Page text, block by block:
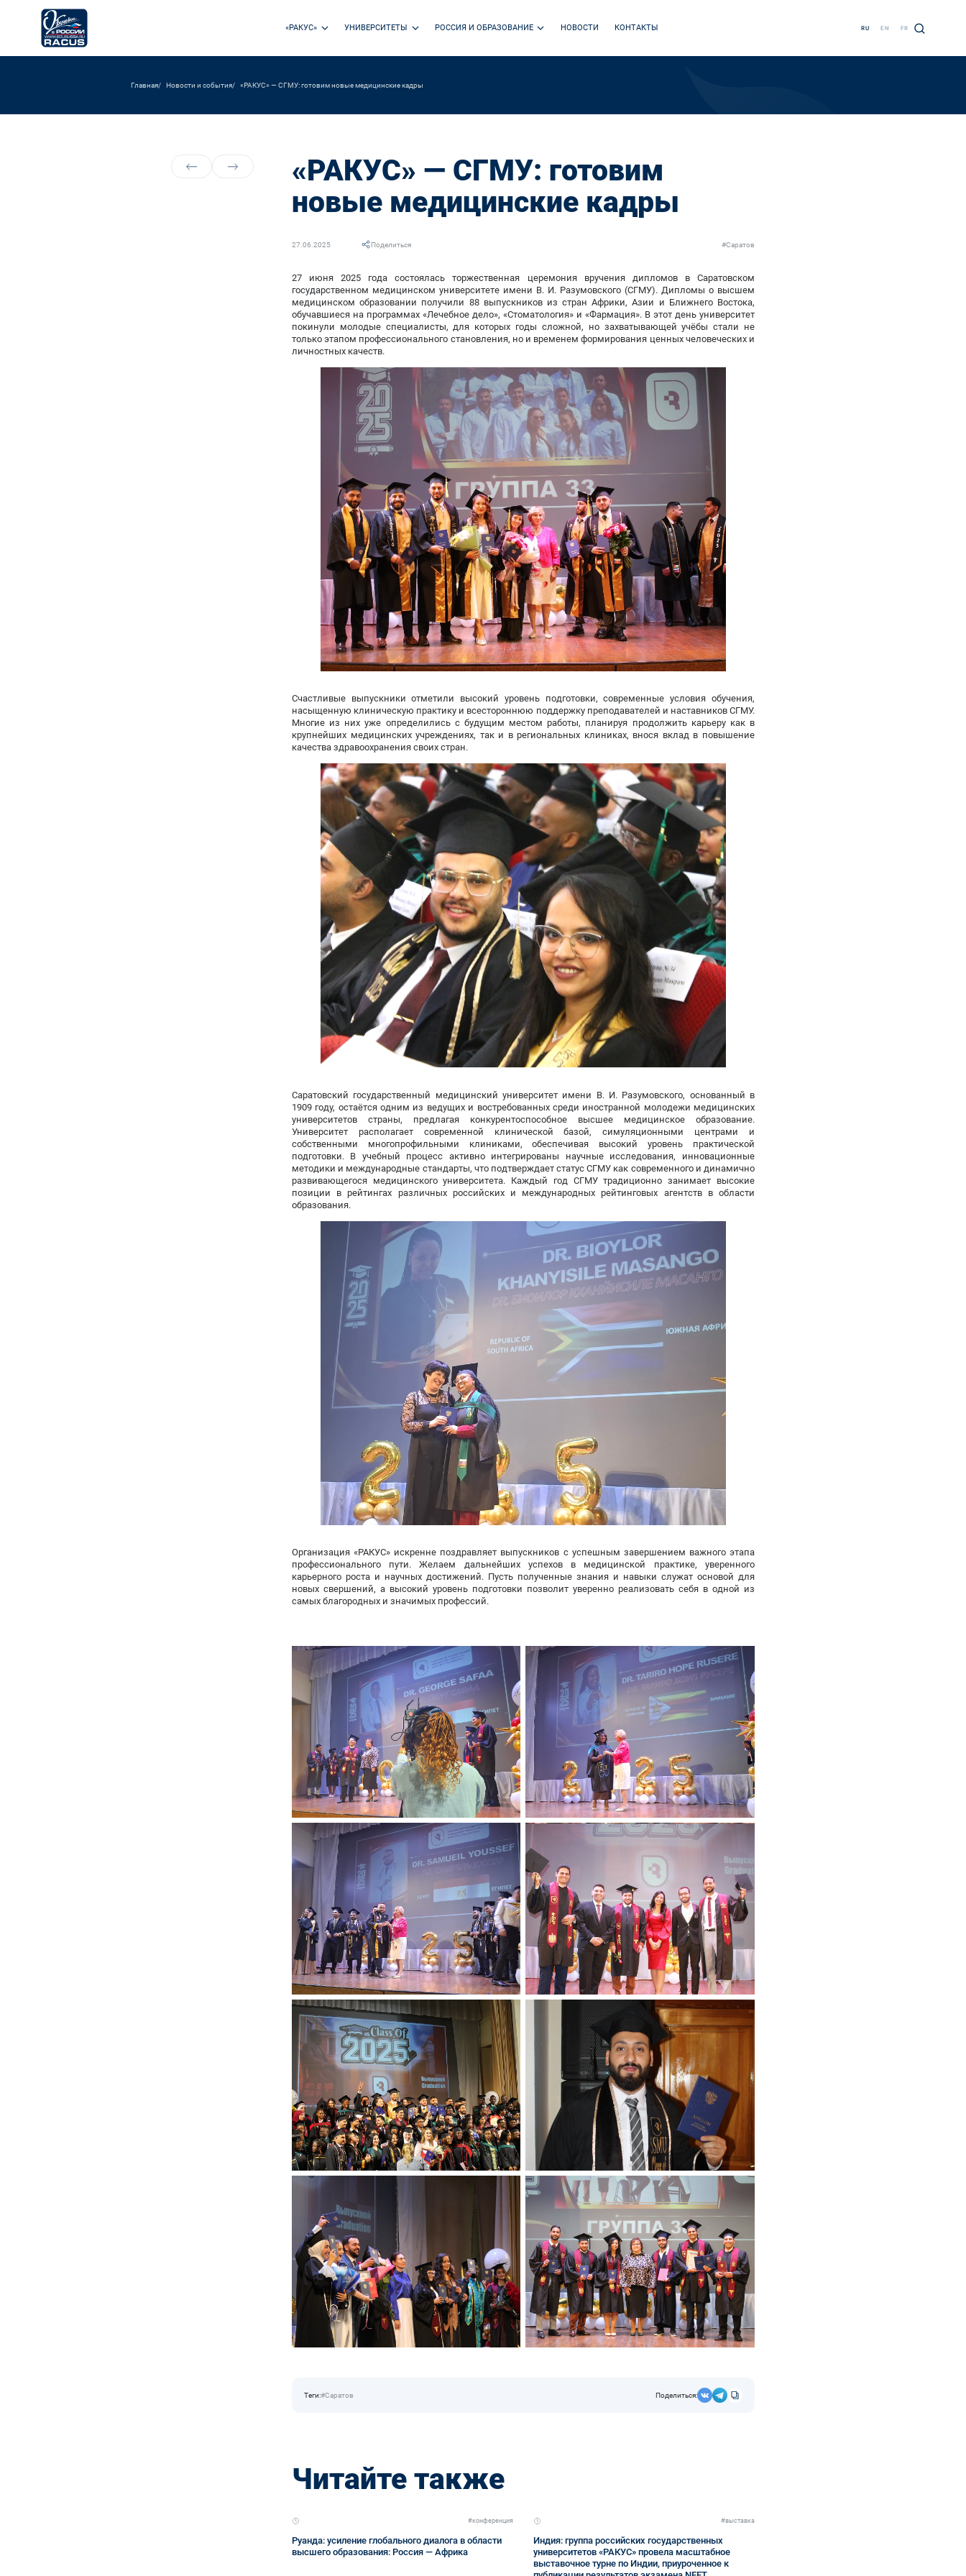
«РАКУС» УНИВЕРСИТЕТЫ РОССИЯ И ОБРАЗОВАНИЕ НОВОСТИ КОНТАКТЫ RU EN FR
Главная Новости и события «РАКУС» — СГМУ: готовим новые медицинские кадры
«РАКУС» — СГМУ: готовим
новые медицинские кадры
27.06.2025 Поделиться #Саратов
27 июня 2025 года состоялась торжественная церемония вручения дипломов в Саратовском
государственном медицинском университете имени В. И. Разумовского (СГМУ). Дипломы о высшем
медицинском образовании получили 88 выпускников из стран Африки, Азии и Ближнего Востока,
обучавшиеся на программах «Лечебное дело», «Стоматология» и «Фармация». В этот день университет
покинули молодые специалисты, для которых годы сложной, но захватывающей учёбы стали не
только этапом профессионального становления, но и временем формирования ценных человеческих и
личностных качеств.
Счастливые выпускники отметили высокий уровень подготовки, современные условия обучения,
насыщенную клиническую практику и всестороннюю поддержку преподавателей и наставников СГМУ.
Многие из них уже определились с будущим местом работы, планируя продолжить карьеру как в
крупнейших медицинских учреждениях, так и в региональных клиниках, внося вклад в повышение
качества здравоохранения своих стран.
Саратовский государственный медицинский университет имени В. И. Разумовского, основанный в
1909 году, остаётся одним из ведущих и востребованных среди иностранной молодежи медицинских
университетов страны, предлагая конкурентоспособное высшее медицинское образование.
Университет располагает современной клинической базой, симуляционными центрами и
собственными многопрофильными клиниками, обеспечивая высокий уровень практической
подготовки. В учебный процесс активно интегрированы научные исследования, инновационные
методики и международные стандарты, что подтверждает статус СГМУ как современного и динамично
развивающегося медицинского университета. Каждый год СГМУ традиционно занимает высокие
позиции в рейтингах различных российских и международных рейтинговых агентств в области
образования.
Организация «РАКУС» искренне поздравляет выпускников с успешным завершением важного этапа
профессионального пути. Желаем дальнейших успехов в медицинской практике, уверенного
карьерного роста и научных достижений. Пусть полученные знания и навыки служат основой для
новых свершений, а высокий уровень подготовки позволит уверенно реализовать себя в одной из
самых благородных и значимых профессий.
Теги:#Саратов Поделиться:
Читайте также
#конференция
Руанда: усиление глобального диалога в области
высшего образования: Россия — Африка
#выставка
Индия: группа российских государственных
университетов «РАКУС» провела масштабное
выставочное турне по Индии, приуроченное к